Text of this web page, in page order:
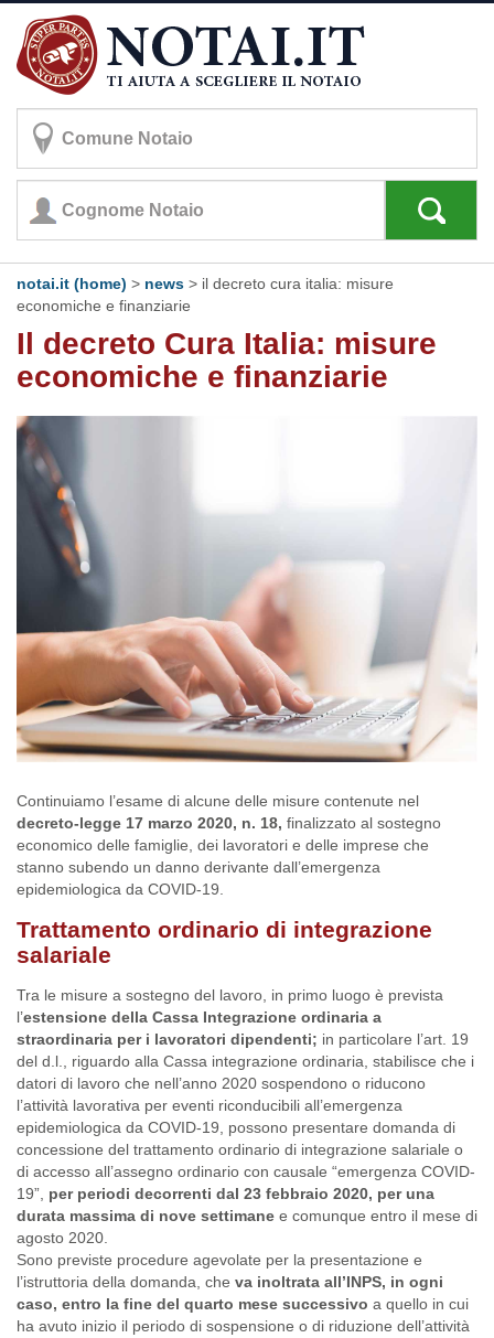
notai.it (home) > news > il decreto cura italia: misure
economiche e finanziarie
Il decreto Cura Italia: misure
economiche e finanziarie
Continuiamo l’esame di alcune delle misure contenute nel
decreto-legge 17 marzo 2020, n. 18, finalizzato al sostegno
economico delle famiglie, dei lavoratori e delle imprese che
stanno subendo un danno derivante dall’emergenza
epidemiologica da COVID-19.
Trattamento ordinario di integrazione
salariale
Tra le misure a sostegno del lavoro, in primo luogo è prevista
l’estensione della Cassa Integrazione ordinaria a
straordinaria per i lavoratori dipendenti; in particolare l’art. 19
del d.l., riguardo alla Cassa integrazione ordinaria, stabilisce che i
datori di lavoro che nell’anno 2020 sospendono o riducono
l’attività lavorativa per eventi riconducibili all’emergenza
epidemiologica da COVID-19, possono presentare domanda di
concessione del trattamento ordinario di integrazione salariale o
di accesso all’assegno ordinario con causale “emergenza COVID-
19”, per periodi decorrenti dal 23 febbraio 2020, per una
durata massima di nove settimane e comunque entro il mese di
agosto 2020.
Sono previste procedure agevolate per la presentazione e
l’istruttoria della domanda, che va inoltrata all’INPS, in ogni
caso, entro la fine del quarto mese successivo a quello in cui
ha avuto inizio il periodo di sospensione o di riduzione dell’attività